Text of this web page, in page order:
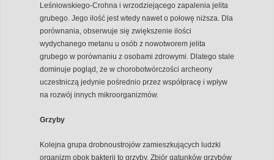
Leśniowskiego-Crohna i wrzodziejącego zapalenia jelita
grubego. Jego ilość jest wtedy nawet o połowę niższa. Dla
porównania, obserwuje się zwiększenie ilości
wydychanego metanu u osób z nowotworem jelita
grubego w porównaniu z osobami zdrowymi. Dlatego stale
dominuje pogląd, że w chorobotwórczości archeony
uczestniczą jedynie pośrednio przez współpracę i wpływ
na rozwój innych mikroorganizmów.
Grzyby
Kolejna grupa drobnoustrojów zamieszkujących ludzki
organizm obok bakterii to grzyby. Zbiór gatunków grzybów